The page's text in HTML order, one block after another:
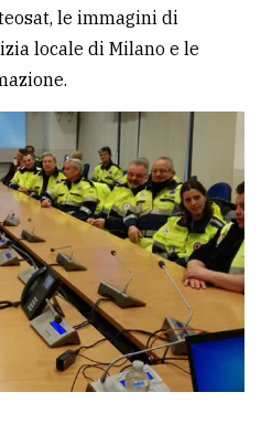
le immagini di
locale di Milano e le